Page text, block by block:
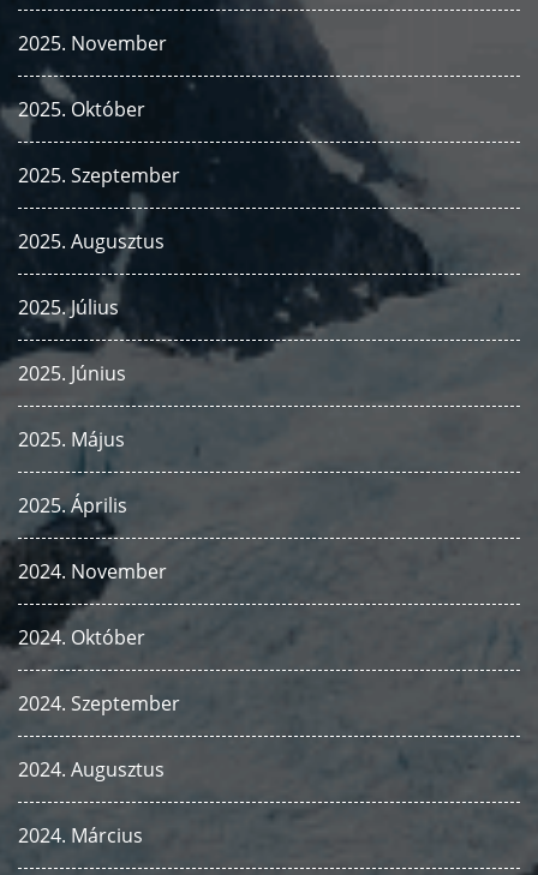
2025. November
2025. Október
2025. Szeptember
2025. Augusztus
2025. Július
2025. Június
2025. Május
2025. Április
2024. November
2024. Október
2024. Szeptember
2024. Augusztus
2024. Március